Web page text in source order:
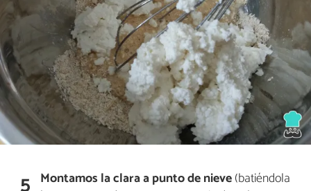
Montamos la clara a punto de nieve(batiéndola